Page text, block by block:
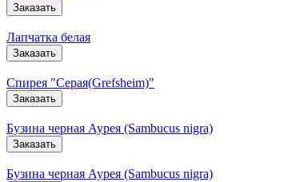
Заказать
Лапчатка белая
Заказать
Спирея "Серая(Grefsheim)"
Заказать
Бузина черная Аурея (Sambucus nigra)
Заказать
Бузина черная Аурея (Sambucus nigra)